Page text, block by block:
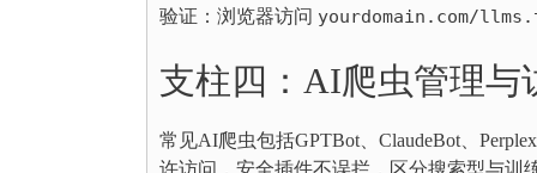
验证：浏览器访问 yourdomain.com/
支柱四：AI爬虫管理与
常见AI爬虫包括GPTBot、ClaudeBot、
许访问，安全插件不误拦，区分搜索型与训